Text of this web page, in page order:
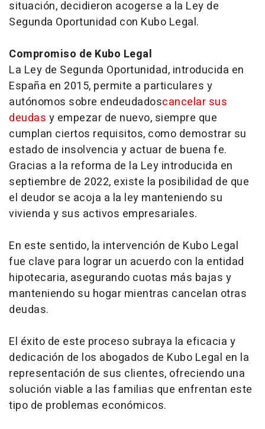
situación, decidieron acogerse a la Ley de
Segunda Oportunidad con Kubo Legal.
Compromiso de Kubo Legal
La Ley de Segunda Oportunidad, introducida en
España en 2015, permite a particulares y
autónomos sobre endeudadoscancelar sus
deudas y empezar de nuevo, siempre que
cumplan ciertos requisitos, como demostrar su
estado de insolvencia y actuar de buena fe.
Gracias a la reforma de la Ley introducida en
septiembre de 2022, existe la posibilidad de que
el deudor se acoja a la ley manteniendo su
vivienda y sus activos empresariales.
En este sentido, la intervención de Kubo Legal
fue clave para lograr un acuerdo con la entidad
hipotecaria, asegurando cuotas más bajas y
manteniendo su hogar mientras cancelan otras
deudas.
El éxito de este proceso subraya la eficacia y
dedicación de los abogados de Kubo Legal en la
representación de sus clientes, ofreciendo una
solución viable a las familias que enfrentan este
tipo de problemas económicos.